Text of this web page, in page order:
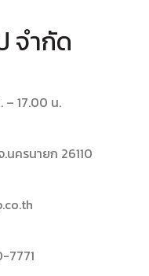
จำกัด
– 17.00 น.
นครนายก 26110
7771